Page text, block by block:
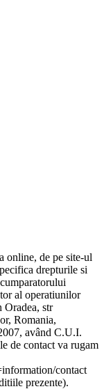
online, de pe site-ul
drepturile si
al operatiunilor
Oradea, str
Romania,
având C.U.I.
de contact va rugam
contact
prezente).